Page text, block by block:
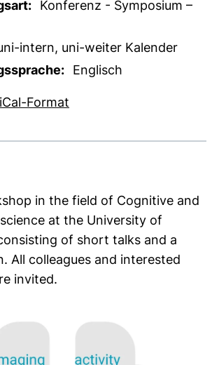
Konferenz - Symposium –
intern, uni-weiter Kalender
Englisch
Format
in the field of Cognitive and
at the University of
of short talks and a
All colleagues and interested
invited.